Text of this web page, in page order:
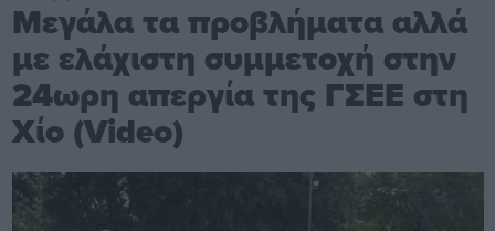
Μεγάλα τα προβλήματα αλλά
με ελάχιστη συμμετοχή στην
24ωρη απεργία της ΓΣΕΕ στη
Χίο (Video)